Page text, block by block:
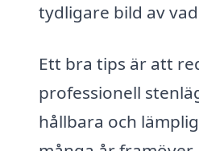
tydligare bild av
Ett bra tips är att
professionell
hållbara och